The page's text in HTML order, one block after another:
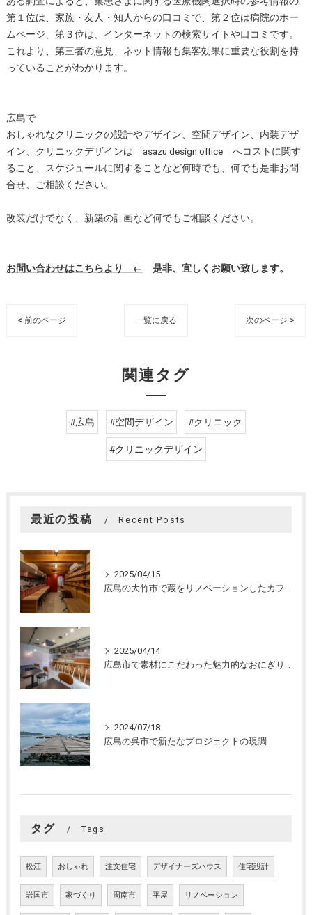
第１位は、家族・友人・知人からの口コミで、第２位は病院のホー
ムページ、第３位は、インターネットの検索サイトや口コミです。
これより、第三者の意見、ネット情報も集客効果に重要な役割を持
っていることがわかります。
広島で
おしゃれなクリニックの設計やデザイン、空間デザイン、内装デザ
イン、クリニックデザインは asazu design office へコストに関す
ること、スケジュールに関することなど何時でも、何でも是非お問
合せ、ご相談ください。
改装だけでなく、新築の計画など何でもご相談ください。
お問い合わせはこちらより ← 是非、宜しくお願い致します。
< 前のページ 一覧に戻る 次のページ >
関連タグ
#広島 #空間デザイン #クリニック
#クリニックデザイン
最近の投稿 Recent Posts
2025/04/15
広島の大竹市で蔵をリノベーションしたカフェの設計。店舗設計、店舗デザインはasazu design office
2025/04/14
広島市で素材にこだわった魅力的なおにぎり屋さんの設計。店舗設計、店舗デザインはasazu design office
2024/07/18
広島の呉市で新たなプロジェクトの現調
タグ Tags
松江 おしゃれ 注文住宅 デザイナーズハウス 住宅設計
岩国市 家づくり 周南市 平屋 リノベーション